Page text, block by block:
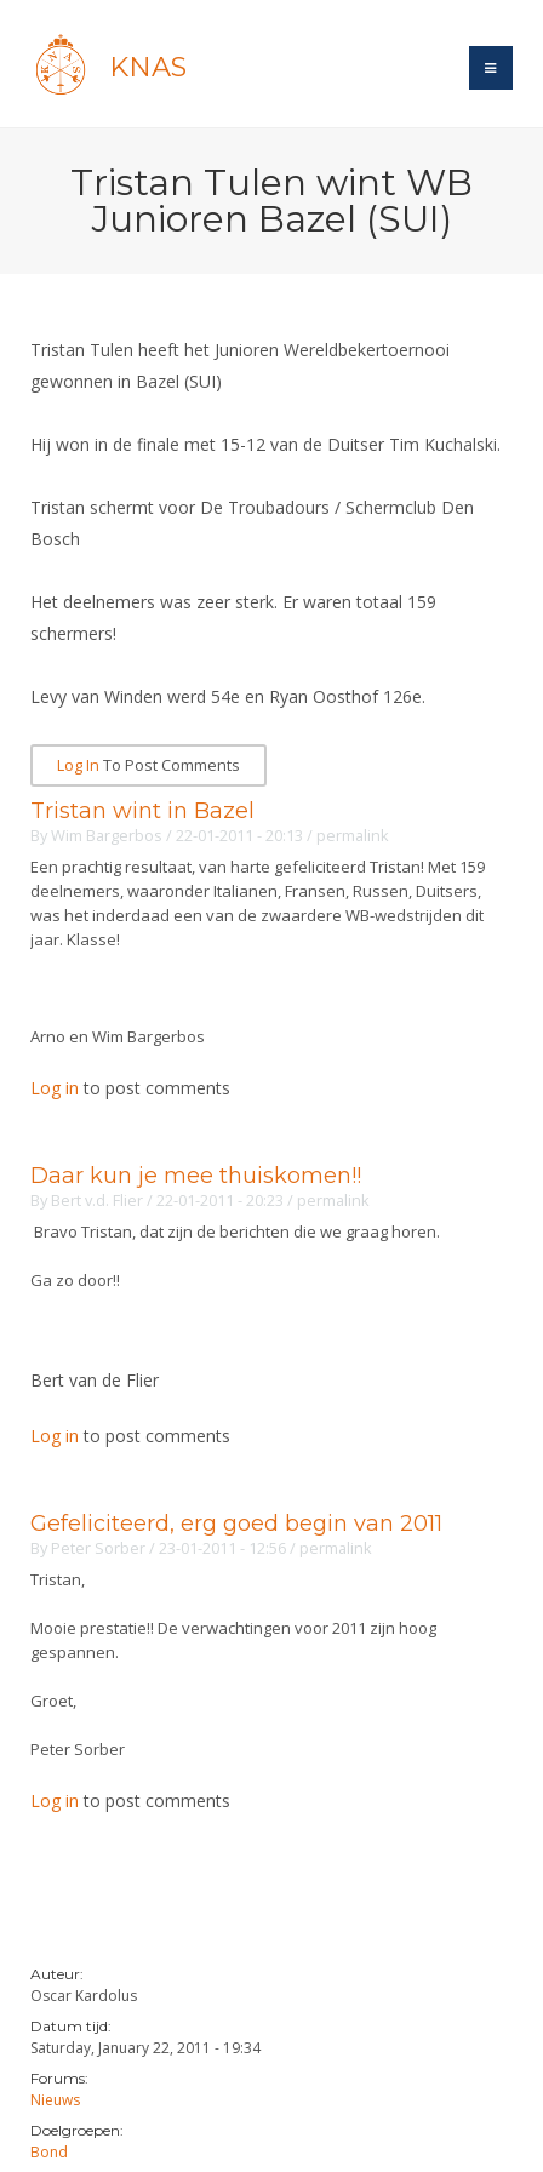
KNAS
Login
Forums
Gebruiksvoorwaarden
Handleiding
Bond
Ledencijfers
Sponsors en Partners
Bestuur
Ereleden
Leden van Verdiensten
Vacatures
Bondsbureau
Contact
Medewerkers
Alle Verenigingen
Verenigingsondersteuning
Witte Vlekkenplan
Schermen
Recreatiesport
Wedstrijdsport
Inschrijven
Materiaal
Schermpaspoort
Rolstoelschermen
Wedstrijdkalender
KNAS Keurmerk
NK's
JEC
Veteranenwedstrijden
Nieuws
Aanvragen van scheidsrechters
Scheidsrechterslijst
Promotie en logo
Geschiedenis van het schermen
Wat is topsport
Nieuws
NK's
Oranje
DBT
FBT
SBT
Atletencommissie
Internationale Titeltoernooien
Internationale aanmeldingen
Informatie
Spreekbeurtpakket
Jeugdkampen
Nieuws
Internationale opleidingen
Opleidingen
Leraar
Voor scheidsrechters
Archief
Touché
Schermforum
Nieuws
Zoek Vereniging
Contact
Tristan Tulen wint WB
Junioren Bazel (SUI)
Tristan Tulen heeft het Junioren Wereldbekertoernooi
gewonnen in Bazel (SUI)
Hij won in de finale met 15-12 van de Duitser Tim Kuchalski.
Tristan schermt voor De Troubadours / Schermclub Den
Bosch
Het deelnemers was zeer sterk. Er waren totaal 159
schermers!
Levy van Winden werd 54e en Ryan Oosthof 126e.
Log In To Post Comments
Tristan wint in Bazel
ByWim Bargerbos / 22-01-2011 - 20:13 / permalink
Een prachtig resultaat, van harte gefeliciteerd Tristan! Met 159
deelnemers, waaronder Italianen, Fransen, Russen, Duitsers,
was het inderdaad een van de zwaardere WB-wedstrijden dit
jaar. Klasse!
Arno en Wim Bargerbos
Log in to post comments
Daar kun je mee thuiskomen!!
By Bert v.d. Flier/ 22-01-2011 - 20:23 / permalink
Bravo Tristan, dat zijn de berichten die we graag horen.
Ga zo door!!
Bert van de Flier
Log in to post comments
Gefeliciteerd, erg goed begin van 2011
By Peter Sorber/ 23-01-2011 - 12:56/ permalink
Tristan,
Mooie prestatie!! De verwachtingen voor 2011 zijn hoog
gespannen.
Groet,
Peter Sorber
Log in to post comments
Auteur:
Oscar Kardolus
Datum tijd:
Saturday, January 22, 2011 - 19:34
Forums:
Nieuws
Doelgroepen:
Bond